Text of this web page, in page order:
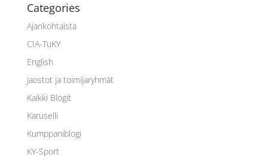
Categories
Ajankohtaista
CIA-TuKY
English
Jaostot ja toimijaryhmät
Kaikki Blogit
Karuselli
Kumppaniblogi
KY-Sport